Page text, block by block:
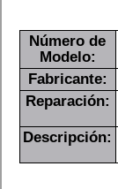
Número de
Modelo:
Fabricante:
Reparación:
Descripción: